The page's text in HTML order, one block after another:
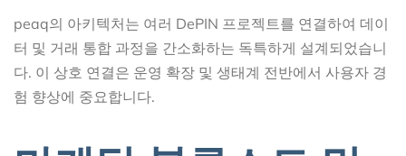
peaq의 아키텍처는 여러 DePIN 프로젝트를 연결하여 데이
터 및 거래 통합 과정을 간소화하는 독특하게 설계되었습니
다. 이 상호 연결은 운영 확장 및 생태계 전반에서 사용자 경
험 향상에 중요합니다.